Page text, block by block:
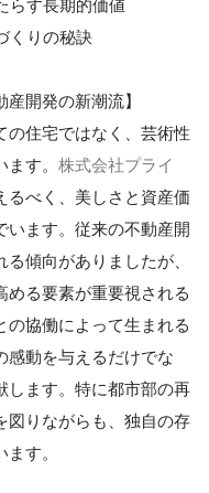
らす長期的価値
くりの秘訣
開発の新潮流】
の住宅ではなく、芸術性
ます。株式会社プライ
るべく、美しさと資産価
います。従来の不動産開
傾向がありましたが、
める要素が重要視される
の協働によって生まれる
感動を与えるだけでな
します。特に都市部の再
図りながらも、独自の存
す。